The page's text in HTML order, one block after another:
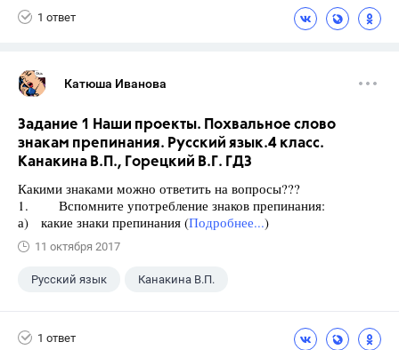
1 ответ
Катюша Иванова
Задание 1 Наши проекты. Похвальное слово
знакам препинания. Русский язык.4 класс.
Канакина В.П., Горецкий В.Г. ГДЗ
Какими знаками можно ответить на вопросы???
1. Вспомните употребление знаков препинания:
а) какие знаки препинания (Подробнее...)
11 октября 2017
Русский язык Канакина В.П.
1 ответ